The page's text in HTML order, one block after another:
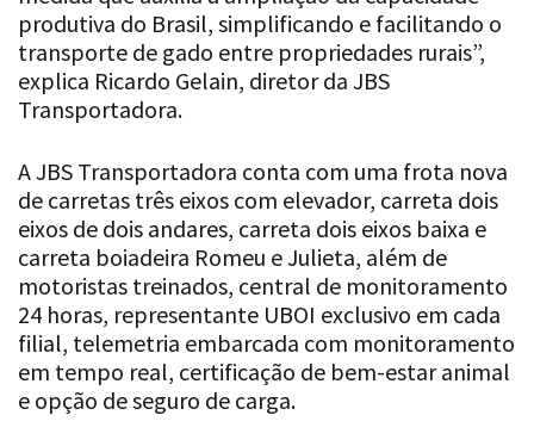
produtiva do Brasil, simplificando e facilitando o
transporte de gado entre propriedades rurais”,
explica Ricardo Gelain, diretor da JBS
Transportadora.
A JBS Transportadora conta com uma frota nova
de carretas três eixos com elevador, carreta dois
eixos de dois andares, carreta dois eixos baixa e
carreta boiadeira Romeu e Julieta, além de
motoristas treinados, central de monitoramento
24 horas, representante UBOI exclusivo em cada
filial, telemetria embarcada com monitoramento
em tempo real, certificação de bem-estar animal
e opção de seguro de carga.